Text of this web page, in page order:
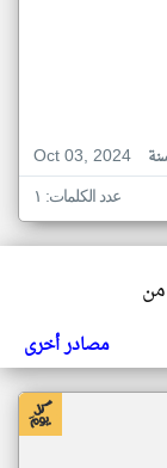
Oct 03, 2024
عدد الكلمات: ١
من
مصادر أخرى